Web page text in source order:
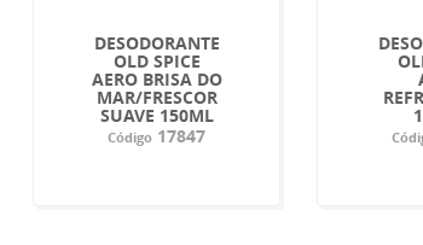
DESODORANTE
OLD SPICE
AERO BRISA DO
MAR/FRESCOR
SUAVE 150ML
Código 17847